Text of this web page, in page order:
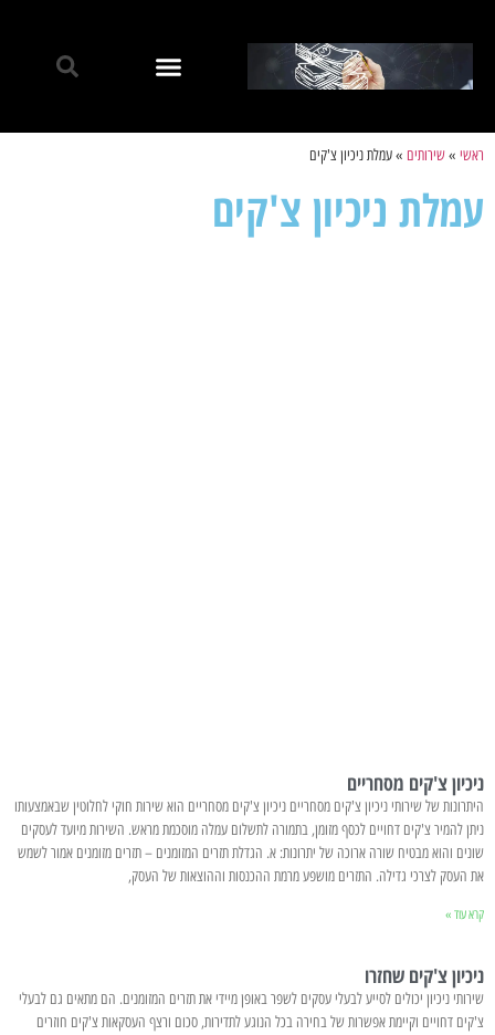
ראשי »שירותים »עמלת ניכיון צ'קים
עמלת ניכיון צ'קים
ניכיון צ'קים מסחריים
היתרונות של שירותי ניכיון צ'קים מסחריים ניכיון צ'קים מסחריים הוא שירות חוקי לחלוטין שבאמצעותו
ניתן להמיר צ'קים דחויים לכסף מזומן, בתמורה לתשלום עמלה מוסכמת מראש. השירות מיועד לעסקים
שונים והוא מבטיח שורה ארוכה של יתרונות: א. הגדלת תזרים המזומנים – תזרים מזומנים אמור לשמש
את העסק לצרכי גדילה. התזרים מושפע מרמת ההכנסות וההוצאות של העסק,
קרא עוד »
ניכיון צ'קים שחזרו
שירותי ניכיון יכולים לסייע לבעלי עסקים לשפר באופן מיידי את תזרים המזומנים. הם מתאים גם לבעלי
צ'קים דחויים וקיימת אפשרות של בחירה בכל הנוגע לתדירות, סכום ורצף העסקאות צ'קים חוזרים